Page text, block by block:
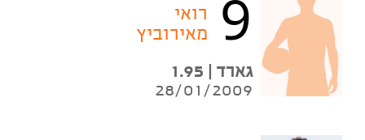
9
רואי
מאירוביץ
גארד | 1.95
28/01/2009